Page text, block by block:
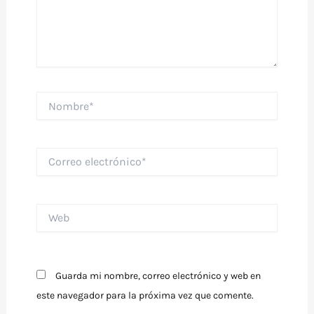
electrónico*
Guarda mi nombre, correo electrónico y web en
este navegador para la próxima vez que comente.